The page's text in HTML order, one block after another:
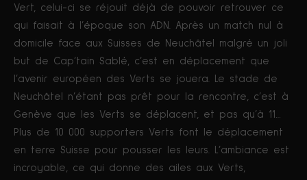
Vert, celui-ci se réjouit déjà de pouvoir retrouver ce
qui faisait à l’époque son ADN. Après un match nul à
domicile face aux Suisses de Neuchâtel malgré un joli
but de Cap’tain Sablé, c’est en déplacement que
l’avenir européen des Verts se jouera. Le stade de
Neuchâtel n’étant pas prêt pour la rencontre, c’est à
Genève que les Verts se déplacent, et pas qu’à 11…
Plus de 10 000 supporters Verts font le déplacement
en terre Suisse pour pousser les leurs. L’ambiance est
incroyable, ce qui donne des ailes aux Verts,